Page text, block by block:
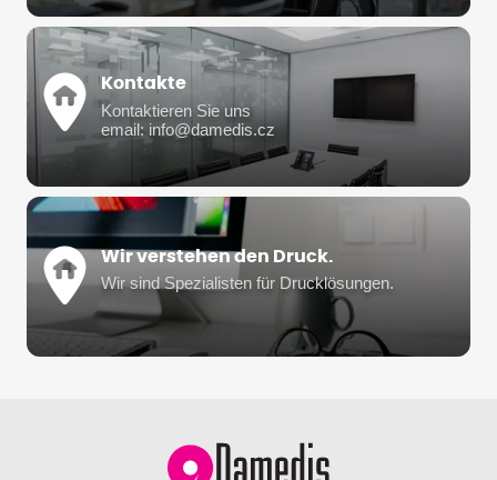
Kontakte
Kontaktieren Sie uns
email: info@damedis.cz
Wir verstehen den Druck.
Wir sind Spezialisten für Drucklösungen.